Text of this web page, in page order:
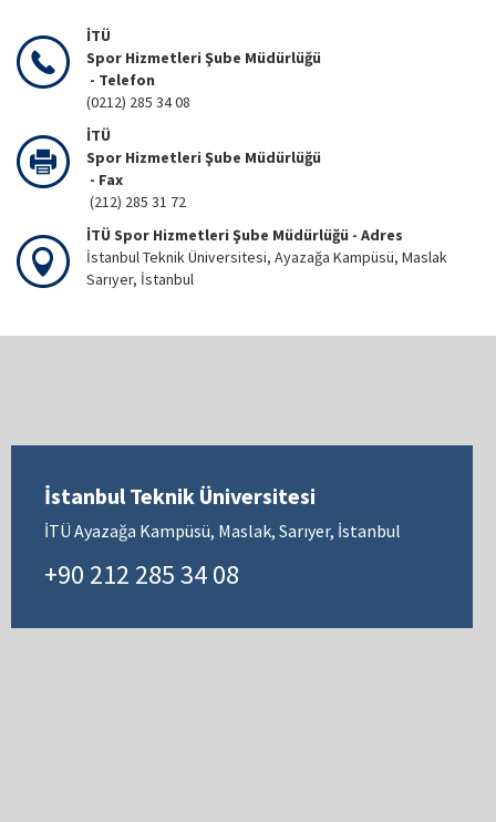
İTÜ
Spor Hizmetleri Şube Müdürlüğü
- Telefon
(0212) 285 34 08
İTÜ
Spor Hizmetleri Şube Müdürlüğü
- Fax
(212) 285 31 72
İTÜ Spor Hizmetleri Şube Müdürlüğü - Adres
İstanbul Teknik Üniversitesi, Ayazağa Kampüsü, Maslak
Sarıyer, İstanbul
İstanbul Teknik Üniversitesi
İTÜ Ayazağa Kampüsü, Maslak, Sarıyer, İstanbul
+90 212 285 34 08